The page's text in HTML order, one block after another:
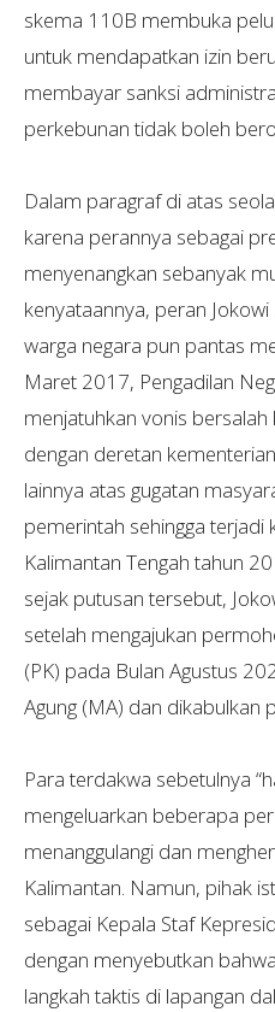
skema 110B membuka
untuk mendapatkan izin
membayar sanksi
perkebunan tidak boleh
Dalam paragraf di atas
karena perannya sebagai
menyenangkan sebanyak
kenyataannya, peran
warga negara pun pantas
Maret 2017, Pengadilan
menjatuhkan vonis
dengan deretan
lainnya atas gugatan
pemerintah sehingga terjadi
Kalimantan Tengah tahun
sejak putusan tersebut,
setelah mengajukan
(PK) pada Bulan Agustus
Agung (MA) dan
Para terdakwa sebetulnya
mengeluarkan beberapa
menanggulangi dan
Kalimantan. Namun, pihak
sebagai Kepala Staf
dengan menyebutkan
langkah taktis di lapangan